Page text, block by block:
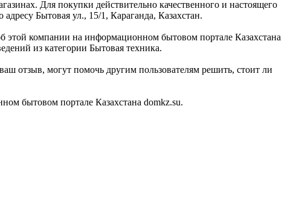
Для покупки действительно качественного и настоящего
Бытовая ул., 15/1, Караганда, Казахстан.
этой компании на информационном бытовом портале Казахстана
из категории Бытовая техника.
отзыв, могут помочь другим пользователям решить, стоит ли
бытовом портале Казахстана domkz.su.